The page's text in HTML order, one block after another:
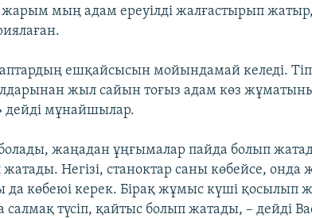
жарым мың адам ереуілді жалғастырып
ешқайсысын мойындамай келеді.
жыл сайын тоғыз адам көз
мұнайшылар.
жаңадан ұңғымалар пайда болып
Негізі, станоктар саны көбейсе, онда
да көбеюі керек. Бірақ жұмыс күші қосылып
түсіп, қайтыс болып жатады, – дейді